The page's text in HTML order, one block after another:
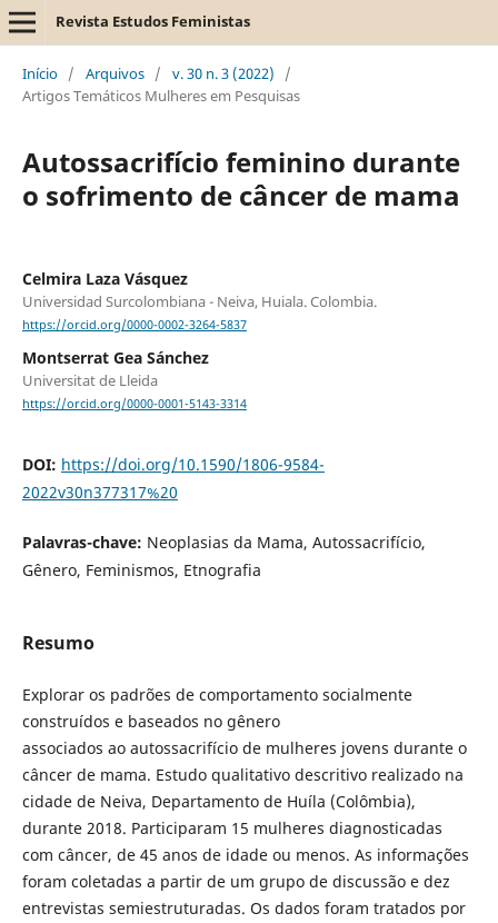
Revista Estudos Feministas
Início / Arquivos / v. 30 n. 3 (2022)
/
Artigos Temáticos Mulheres em Pesquisas
Autossacrifício feminino durante
o sofrimento de câncer de mama
Celmira Laza Vásquez
Universidad Surcolombiana - Neiva, Huiala. Colombia.
https://orcid.org/0000-0002-3264-5837
Montserrat Gea Sánchez
Universitat de Lleida
https://orcid.org/0000-0001-5143-3314
DOI: https://doi.org/10.1590/1806-9584-
2022v30n377317%20
Palavras-chave: Neoplasias da Mama, Autossacrifício,
Gênero, Feminismos, Etnografia
Resumo
Explorar os padrões de comportamento socialmente
construídos e baseados no gênero
associados ao autossacrifício de mulheres jovens durante o
câncer de mama. Estudo qualitativo descritivo realizado na
cidade de Neiva, Departamento de Huíla (Colômbia),
durante 2018. Participaram 15 mulheres diagnosticadas
com câncer, de 45 anos de idade ou menos. As informações
foram coletadas a partir de um grupo de discussão e dez
entrevistas semiestruturadas. Os dados foram tratados por